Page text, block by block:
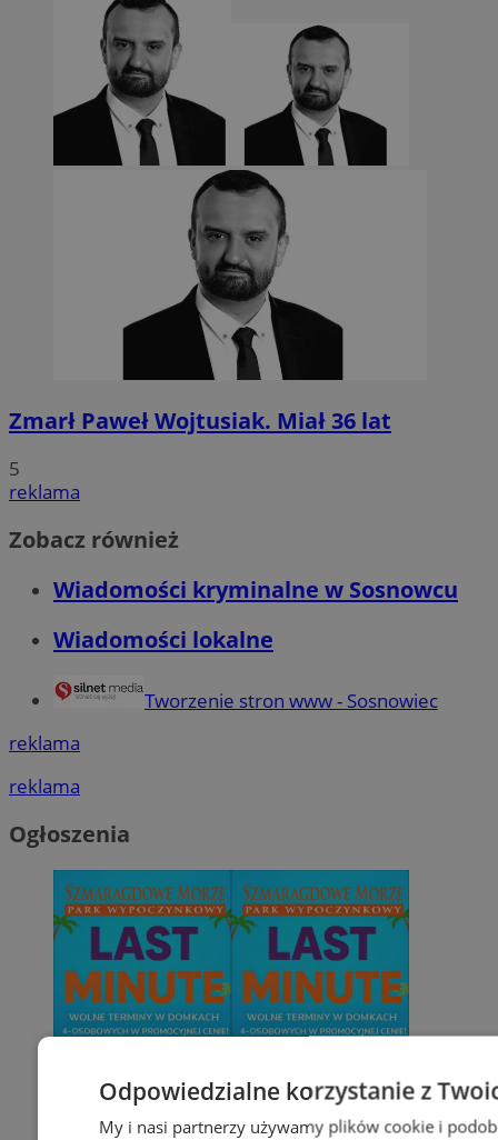
Zmarł Paweł Wojtusiak. Miał 36 lat
5
reklama
Zobacz również
Wiadomości kryminalne w Sosnowcu
Wiadomości lokalne
Tworzenie stron www - Sosnowiec
reklama
reklama
Ogłoszenia
Odpowiedzialne korzystanie z
My i nasi partnerzy używamy plików cookie i